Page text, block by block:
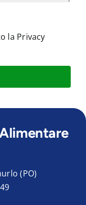
la Privacy
(PO)